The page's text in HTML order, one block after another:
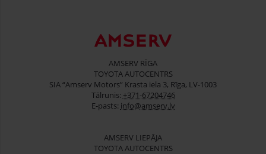
AMSERV RĪGA
TOYOTA AUTOCENTRS
SIA “Amserv Motors” Krasta iela 3, Rīga, LV-1003
Tālrunis: +371-67204746
E-pasts: info@amserv.lv
AMSERV LIEPĀJA
TOYOTA AUTOCENTRS